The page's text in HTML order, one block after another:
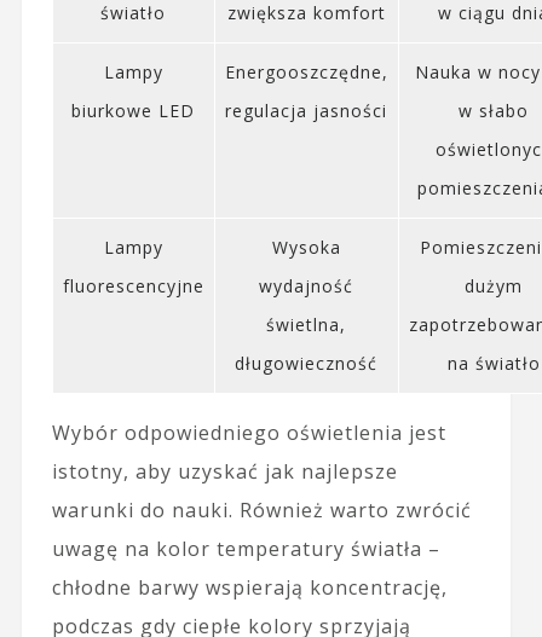
światło
zwiększa komfort
w ciągu
Lampy
biurkowe LED
Energooszczędne,
regulacja jasności
Nauka w
w słabo
Lampy
fluorescencyjne
Wysoka
wydajność
świetlna,
długowieczność
dużym
na światło
Wybór odpowiedniego oświetlenia jest
istotny, aby uzyskać jak najlepsze
warunki do nauki. Również warto zwrócić
uwagę na kolor temperatury światła –
chłodne barwy wspierają koncentrację,
podczas gdy ciepłe kolory sprzyjają